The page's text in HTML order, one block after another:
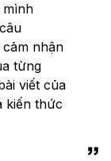
mình
nhận
từng
viết của
kiến thức